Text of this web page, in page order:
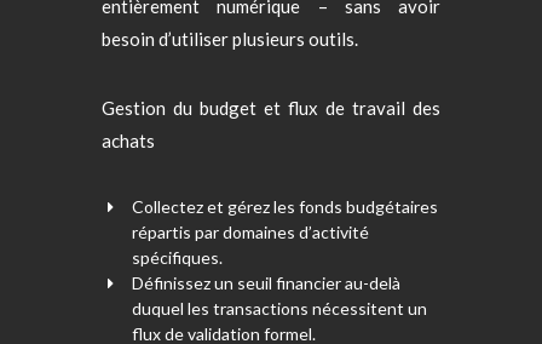
entièrement numérique – sans avoir
besoin d’utiliser plusieurs outils.
Gestion du budget et flux de travail des
achats
Collectez et gérez les fonds budgétaires
répartis par domaines d’activité
spécifiques.
Définissez un seuil financier au-delà
duquel les transactions nécessitent un
flux de validation formel.